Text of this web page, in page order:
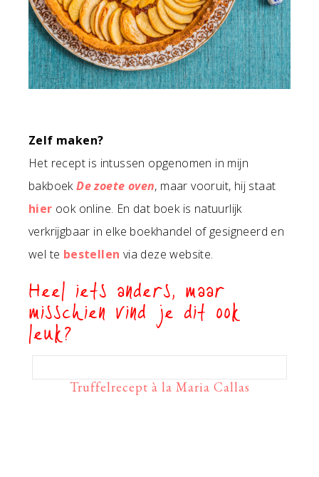
Zelf maken?
Het recept is intussen opgenomen in mijn
bakboekDe zoete oven, maar vooruit, hij staat
hier ook online. En dat boek is natuurlijk
verkrijgbaar in elke boekhandel of gesigneerd en
wel te bestellen via deze website.
Heel iets anders, maar
misschien vind je dit ook
leuk?
Truffelrecept à la Maria Callas